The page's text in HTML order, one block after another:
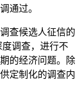
通过。
查候选人征信的
调查，进行不
的经济问题。除
定制化的调查内